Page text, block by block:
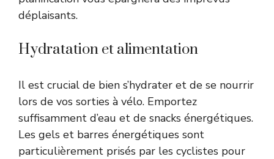
déplaisants.
Hydratation et alimentation
Il est crucial de bien s’hydrater et de se nourrir
lors de vos sorties à vélo. Emportez
suffisamment d’eau et de snacks énergétiques.
Les gels et barres énergétiques sont
particulièrement prisés par les cyclistes pour